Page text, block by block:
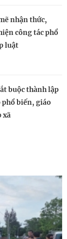
nhận thức,
công tác phổ
luật
buộc thành lập
biến, giáo
xã